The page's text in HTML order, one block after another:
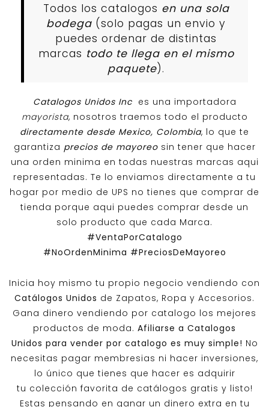
Todos los catalogos en una sola
bodega (solo pagas un envio y
puedes ordenar de distintas
marcas todo te llega en el mismo
paquete).
Catalogos Unidos Inc es una importadora
mayorista, nosotros traemos todo el producto
directamente desde Mexico, Colombia, lo que te
garantiza precios de mayoreosin tener que hacer
una orden minima en todas nuestras marcas aqui
representadas. Te lo enviamos directamente a tu
hogar por medio de UPS no tienes que comprar de
tienda porque aqui puedes comprar desde un
solo producto que cada Marca.
#VentaPorCatalogo
#NoOrdenMinima #PreciosDeMayoreo
Inicia hoy mismo tu propio negocio vendiendo con
Catálogos Unidos de Zapatos, Ropa y Accesorios.
Gana dinero vendiendo por catalogo los mejores
productos de moda. Afiliarse a Catalogos
Unidos para vender por catalogo es muy simple! No
necesitas pagar membresias ni hacer inversiones,
lo único que tienes que hacer es adquirir
tu colección favorita de catálogos gratis y listo!
Estas pensando en ganar un dinero extra en tu